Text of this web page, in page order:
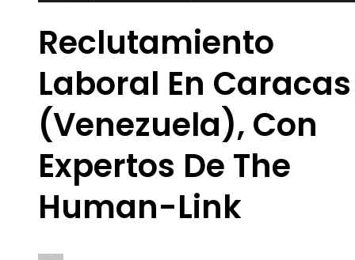
Reclutamiento
Laboral En Caracas
(Venezuela), Con
Expertos De The
Human-Link